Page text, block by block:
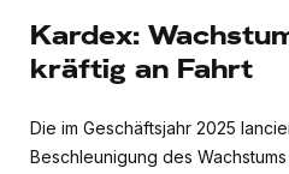
Kardex:
kräftig an Fahrt
Die im Geschäftsjahr 2025
Beschleunigung des